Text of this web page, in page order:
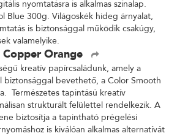
nyomtatásra is alkalmas színalap.
Blue 300g. Világoskék hideg árnyalat,
is biztonsággal működik csakúgy,
valamelyike.
Orange
kreatív papírcsaládunk, amely a
bevethető, a Color Smooth
Természetes tapintású kreatív
strukturált felülettel rendelkezik. A
biztosítja a tapintható prégelési
is kiválóan alkalmas alternatívát